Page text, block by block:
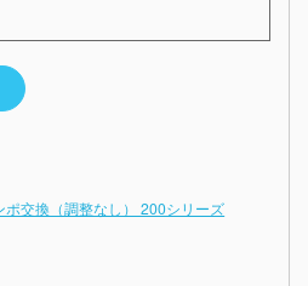
ポ交換（調整なし） 200シリーズ